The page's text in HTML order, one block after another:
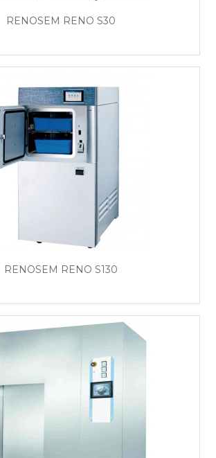
RENOSEM RENO S30
RENOSEM RENO S130